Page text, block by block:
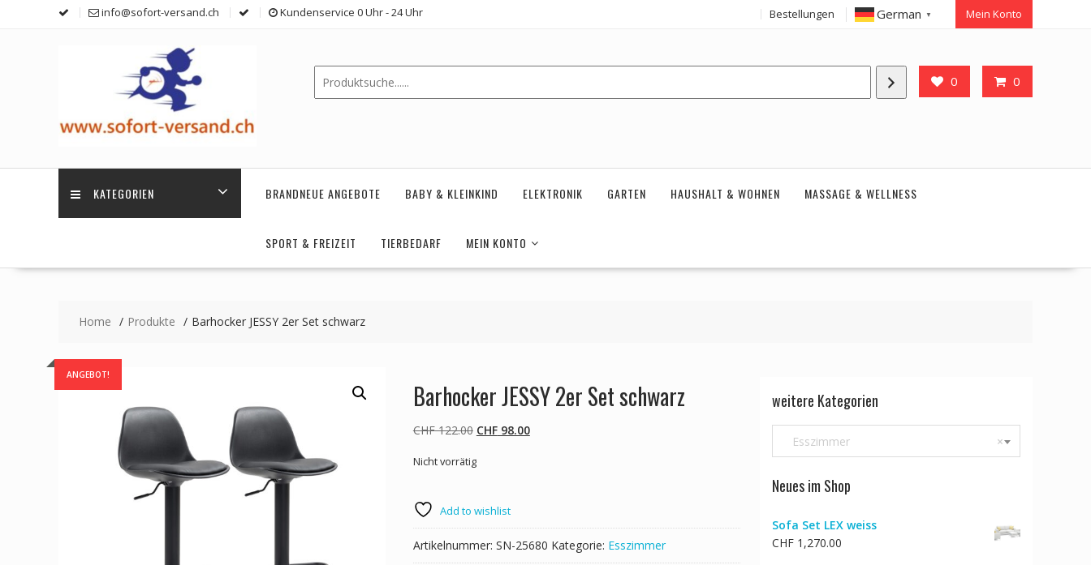
info@sofort-versand.ch Kundenservice 0 Uhr - 24 Uhr Bestellungen German ▼ Mein Konto
0 0
KATEGORIEN BRANDNEUE ANGEBOTE BABY & KLEINKIND ELEKTRONIK GARTEN HAUSHALT & WOHNEN MASSAGE & WELLNESS
SPORT & FREIZEIT TIERBEDARF MEIN KONTO
Home Produkte Barhocker JESSY 2er Set schwarz
ANGEBOT!
Barhocker JESSY 2er Set schwarz
CHF122.00 Ursprünglicher
war:
CHF98.00Aktueller
Nicht vorrätig
Add to wishlist
Artikelnummer: SN-25680 Kategorie: Esszimmer
weitere Kategorien
×
Esszimmer
Neues im Shop
Sofa Set LEX weiss
CHF 1,270.00